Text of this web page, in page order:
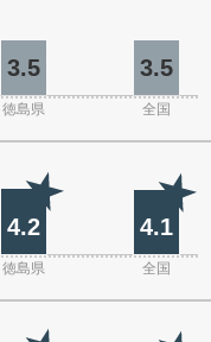
3.5 3.5
徳島県 全国
4.2 4.1
徳島県 全国